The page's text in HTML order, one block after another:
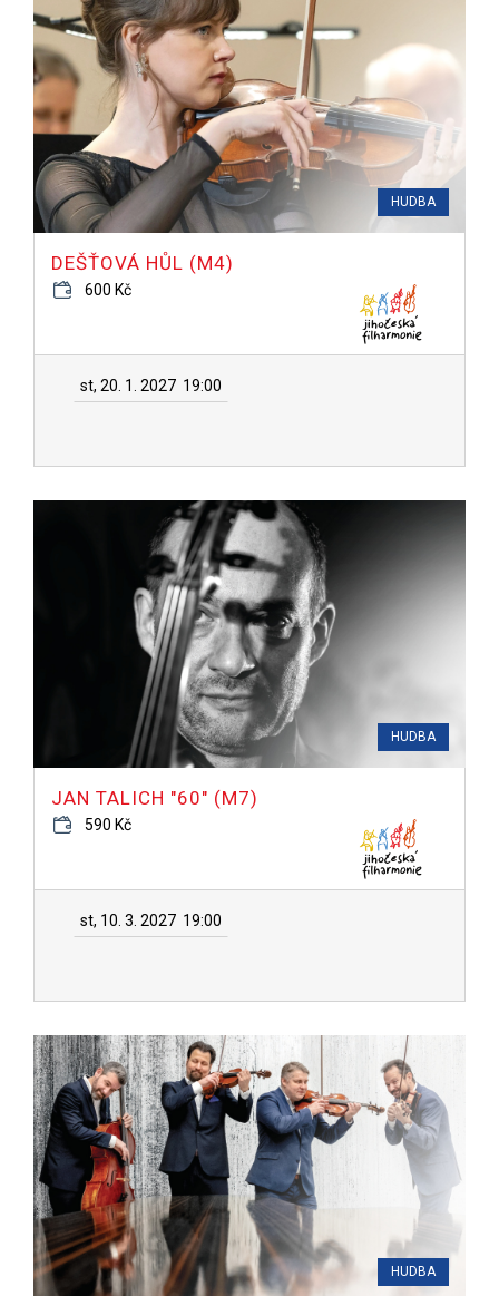
HUDBA
DEŠŤOVÁ HŮL (M4)
600 Kč
st, 20. 1. 2027 19:00
HUDBA
JAN TALICH "60" (M7)
590 Kč
st, 10. 3. 2027 19:00
HUDBA